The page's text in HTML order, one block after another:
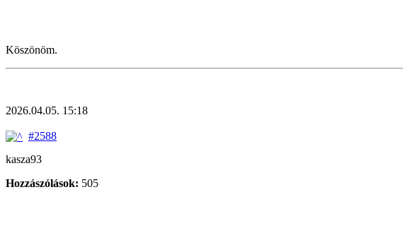
Köszönöm.
2026.04.05. 15:18
#2588
kasza93
Hozzászólások: 505